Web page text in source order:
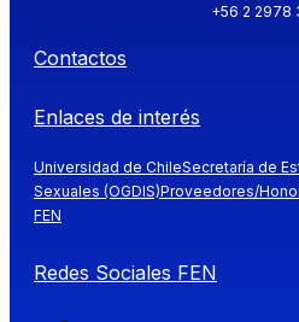
+56 2 2978
Contactos
Enlaces de interés
Universidad de ChileSecretaría de
Sexuales (OGDIS)Proveedores/
FEN
Redes Sociales FEN